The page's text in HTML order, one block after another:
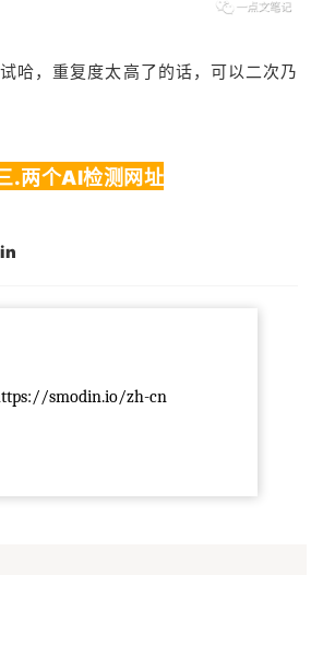
哈，重复度太高了的话，可以二次乃
.两个AI检测网址
smodin.io/zh-cn